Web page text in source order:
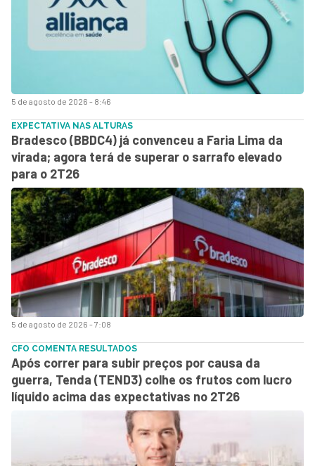
5 de agosto de 2026 - 8:46
5 de agosto de 2026 - 7:08
EXPECTATIVA NAS ALTURAS
Bradesco (BBDC4) já convenceu a Faria Lima da
virada; agora terá de superar o sarrafo elevado
para o 2T26
CFO COMENTA RESULTADOS
Após correr para subir preços por causa da
guerra, Tenda (TEND3) colhe os frutos com lucro
líquido acima das expectativas no 2T26